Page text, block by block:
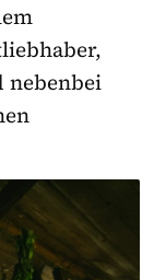
nebenbei